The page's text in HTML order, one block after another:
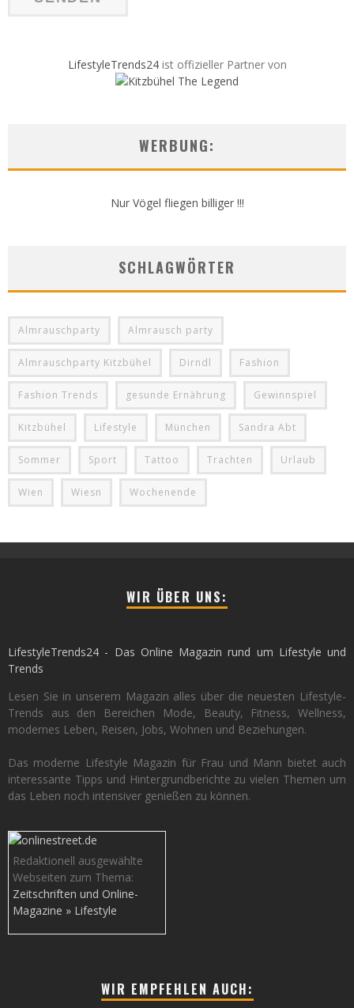
LifestyleTrends24ist offizieller Partner von
WERBUNG:
Nur Vögel fliegen billiger !!!
SCHLAGWÖRTER
Almrauschparty Almrausch party
Almrauschparty Kitzbühel Dirndl Fashion
Fashion Trends gesunde Ernährung Gewinnspiel
Kitzbühel Lifestyle München Sandra Abt
Sommer Sport Tattoo Trachten Urlaub
Wien Wiesn Wochenende
WIR ÜBER UNS:
LifestyleTrends24 - Das Online Magazin rund um Lifestyle und
Trends
Lesen Sie in unserem Magazin alles über die neuesten Lifestyle-
Trends aus den Bereichen Mode, Beauty, Fitness, Wellness,
modernes Leben, Reisen, Jobs, Wohnen und Beziehungen.
Das moderne Lifestyle Magazin für Frau und Mann bietet auch
interessante Tipps und Hintergrundberichte zu vielen Themen um
das Leben noch intensiver genießen zu können.
Redaktionell ausgewählte
Webseiten zum Thema:
Zeitschriften und Online-
Magazine » Lifestyle
WIR EMPFEHLEN AUCH: